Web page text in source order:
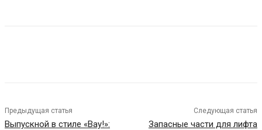
Предыдущая статья
Выпускной в стиле «Вау!»:
Следующая статья
Запасные части для лифта